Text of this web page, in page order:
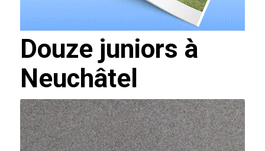
Douze juniors à
Neuchâtel